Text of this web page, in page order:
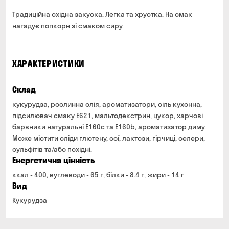
Традиційна східна закуска. Легка та хрустка. На смак
нагадує попкорн зі смаком сиру.
ХАРАКТЕРИСТИКИ
Склад
кукурудза, рослинна олія, ароматизатори, сіль кухонна,
підсилювач смаку Е621, мальтодекстрин, цукор, харчові
барвники натуральні Е160c та Е160b, ароматизатор диму.
Може містити сліди глютену, сої, лактози, гірчиці, селери,
сульфітів та/або похідні.
Енергетична цінність
ккал - 400, вуглеводи - 65 г, білки - 8.4 г, жири - 14 г
Вид
Кукурудза